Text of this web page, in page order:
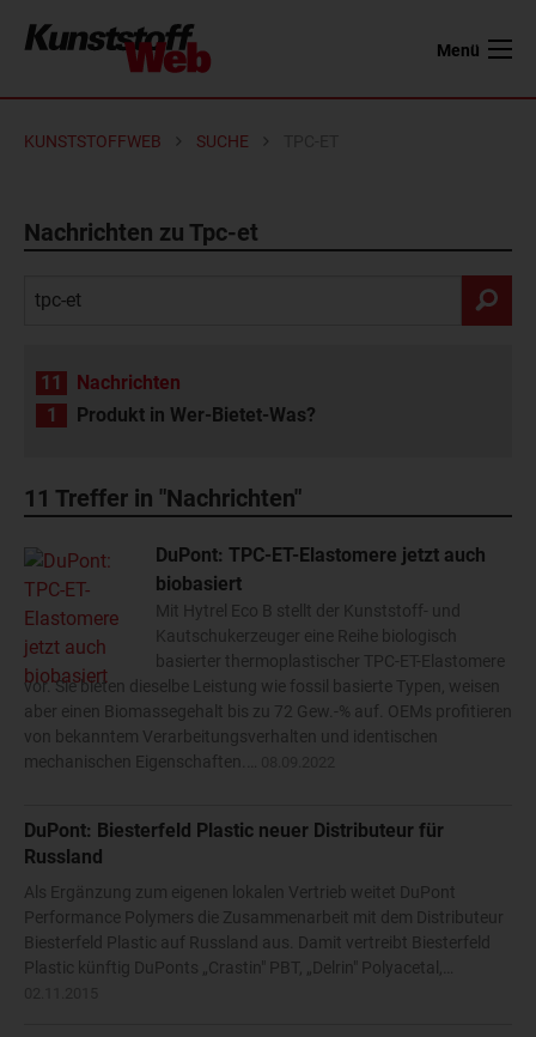
Menü
KUNSTSTOFFWEB SUCHE
Nachrichten zu Tpc-et
11
Nachrichten
1
Produkt in Wer-Bietet-Was?
11 Treffer in "Nachrichten"
DuPont: TPC-ET-Elastomere jetzt auch
biobasiert
Mit Hytrel Eco B stellt der Kunststoff- und
Kautschukerzeuger eine Reihe biologisch
basierter thermoplastischer TPC-ET-Elastomere
vor. Sie bieten dieselbe Leistung wie fossil basierte Typen, weisen
aber einen Biomassegehalt bis zu 72 Gew.-% auf. OEMs profitieren
von bekanntem Verarbeitungsverhalten und identischen
mechanischen Eigenschaften.…
DuPont: Biesterfeld Plastic neuer Distributeur für
Russland
Als Ergänzung zum eigenen lokalen Vertrieb weitet DuPont
Performance Polymers die Zusammenarbeit mit dem Distributeur
Biesterfeld Plastic auf Russland aus. Damit vertreibt Biesterfeld
Plastic künftig DuPonts „Crastin" PBT, „Delrin" Polyacetal,…